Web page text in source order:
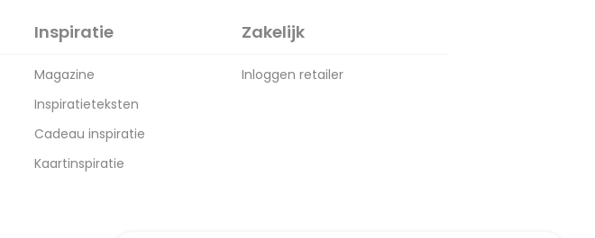
Inspiratie
Magazine
Inspiratieteksten
Cadeau inspiratie
Kaartinspiratie
Zakelijk
Inloggen retailer